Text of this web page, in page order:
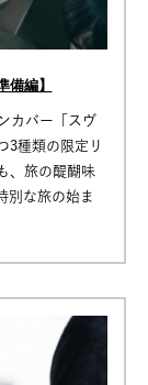
備編】
カバー「スヴ
3種類の限定リ
、旅の醍醐味
別な旅の始ま